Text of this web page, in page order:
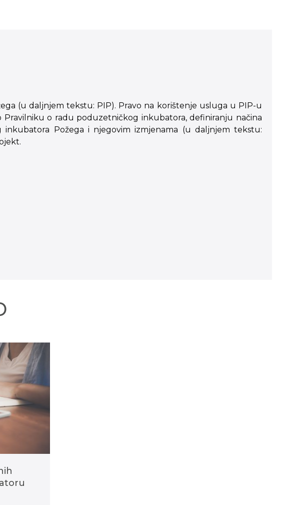
(u daljnjem tekstu: PIP). Pravo na korištenje usluga u PIP-u
o radu poduzetničkog inkubatora, definiranju načina
Požega i njegovim izmjenama (u daljnjem tekstu: